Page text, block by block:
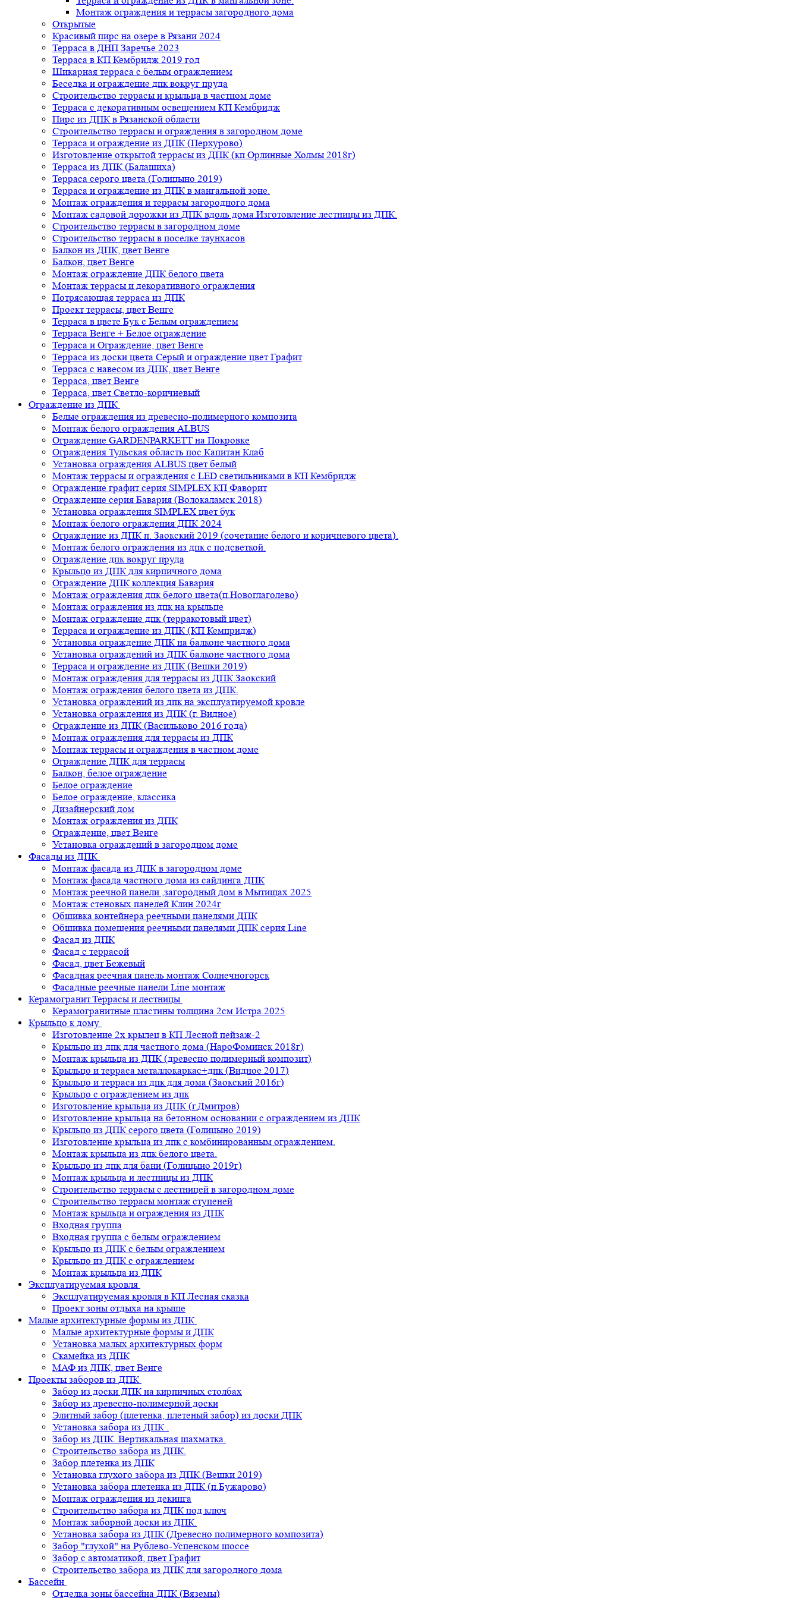
Монтаж ограждения и террасы загородного дома
Открытые
Красивый пирс на озере в Рязани 2024
Терраса в ДНП Заречье 2023
Терраса в КП Кембридж 2019 год
Шикарная терраса с белым ограждением
Беседка и ограждение дпк вокруг пруда
Строительство террасы и крыльца в частном доме
Терраса с декоративным освещением КП Кембридж
Пирс из ДПК в Рязанской области
Строительство террасы и ограждения в загородном доме
Терраса и ограждение из ДПК (Перхурово)
Изготовление открытой террасы из ДПК (кп Орлинные Холмы 2018г)
Терраса из ДПК (Балашиха)
Терраса серого цвета (Голицыно 2019)
Терраса и ограждение из ДПК в мангальной зоне.
Монтаж ограждения и террасы загородного дома
Монтаж садовой дорожки из ДПК вдоль дома.Изготовление лестницы из ДПК.
Строительство террасы в загородном доме
Строительство террасы в поселке таунхасов
Балкон из ДПК, цвет Венге
Балкон, цвет Венге
Монтаж ограждение ДПК белого цвета
Монтаж террасы и декоративного ограждения
Потрясающая терраса из ДПК
Проект террасы, цвет Венге
Терраса в цвете Бук с Белым ограждением
Терраса Венге + Белое ограждение
Терраса и Ограждение, цвет Венге
Терраса из доски цвета Серый и ограждение цвет Графит
Терраса с навесом из ДПК, цвет Венге
Терраса, цвет Венге
Терраса, цвет Светло-коричневый
Ограждение из ДПК
Белые ограждения из древесно-полимерного композита
Монтаж белого ограждения ALBUS
Ограждение GARDENPARKETT на Покровке
Ограждения Тульская область пос.Капитан Клаб
Установка ограждения ALBUS цвет белый
Монтаж террасы и ограждения с LED светильниками в КП Кембридж
Ограждение графит серия SIMPLEX КП Фаворит
Ограждение серия Бавария (Волокаламск 2018)
Установка ограждения SIMPLEX цвет бук
Монтаж белого ограждения ДПК 2024
Ограждение из ДПК п. Заокский 2019 (сочетание белого и коричневого цвета).
Монтаж белого ограждения из дпк с подсветкой.
Ограждение дпк вокруг пруда
Крыльцо из ДПК для кирпичного дома
Ограждение ДПК коллекция Бавария
Монтаж ограждения дпк белого цвета(п.Новоглаголево)
Монтаж ограждения из дпк на крыльце
Монтаж ограждение дпк (терракотовый цвет)
Терраса и ограждение из ДПК (КП Кемпридж)
Установка ограждение ДПК на балконе частного дома
Установка ограждений из ДПК балконе частного дома
Терраса и ограждение из ДПК (Вешки 2019)
Монтаж ограждения для террасы из ДПК.Заокский
Монтаж ограждения белого цвета из ДПК.
Установка ограждений из дпк на эксплуатируемой кровле
Установка ограждения из ДПК (г. Видное)
Ограждение из ДПК (Васильково 2016 года)
Монтаж ограждения для террасы из ДПК
Монтаж террасы и ограждения в частном доме
Ограждение ДПК для террасы
Балкон, белое ограждение
Белое ограждение
Белое ограждение, классика
Дизайнерский дом
Монтаж ограждения из ДПК
Ограждение, цвет Венге
Установка ограждений в загородном доме
Фасады из ДПК
Монтаж фасада из ДПК в загородном доме
Монтаж фасада частного дома из сайдинга ДПК
Монтаж реечной панели ,загородный дом в Мытищах 2025
Монтаж стеновых панелей Клин 2024г
Обшивка контейнера реечными панелями ДПК
Обшивка помещения реечными панелями ДПК серия Line
Фасад из ДПК
Фасад с террасой
Фасад, цвет Бежевый
Фасадная реечная панель монтаж Солнечногорск
Фасадные реечные панели Line монтаж
Керамогранит.Террасы и лестницы
Керамогранитные пластины толщина 2см Истра.2025
Крыльцо к дому
Изготовление 2х крылец в КП Лесной пейзаж-2
Крыльцо из дпк для частного дома (НароФоминск 2018г)
Монтаж крыльца из ДПК (древесно полимерный композит)
Крыльцо и терраса металлокаркас+дпк (Видное 2017)
Крыльцо и терраса из дпк для дома (Заокский 2016г)
Крыльцо с ограждением из дпк
Изготовление крыльца из ДПК (г.Дмитров)
Изготовление крыльца на бетонном основании с ограждением из ДПК
Крыльцо из ДПК серого цвета (Голицыно 2019)
Изготовление крыльца из дпк с комбинированным ограждением.
Монтаж крыльца из дпк белого цвета.
Крыльцо из дпк для бани (Голицыно 2019г)
Монтаж крыльца и лестницы из ДПК
Строительство террасы с лестницей в загородном доме
Строительство террасы монтаж ступеней
Монтаж крыльца и ограждения из ДПК
Входная группа
Входная группа с белым ограждением
Крыльцо из ДПК с белым ограждением
Крыльцо из ДПК с ограждением
Монтаж крыльца из ДПК
Эксплуатируемая кровля
Эксплуатируемая кровля в КП Лесная сказка
Проект зоны отдыха на крыше
Малые архитектурные формы из ДПК
Малые архитектурные формы и ДПК
Установка малых архитектурных форм
Скамейка из ДПК
МАФ из ДПК, цвет Венге
Проекты заборов из ДПК
Забор из доски ДПК на кирпичных столбах
Забор из древесно-полимерной доски
Элитный забор (плетенка, плетеный забор) из доски ДПК
Установка забора из ДПК .
Забор из ДПК. Вертикальная шахматка.
Строительство забора из ДПК.
Забор плетенка из ДПК
Установка глухого забора из ДПК (Вешки 2019)
Установка забора плетенка из ДПК (п.Бужарово)
Монтаж ограждения из декинга
Строительство забора из ДПК под ключ
Монтаж заборной доски из ДПК.
Установка забора из ДПК (Древесно полимерного композита)
Забор "глухой" на Рублево-Успенском шоссе
Забор с автоматикой, цвет Графит
Строительство забора из ДПК для загородного дома
Бассейн
Отделка зоны бассейна ДПК (Вяземы)